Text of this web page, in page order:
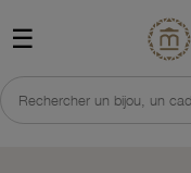
☰
Rechercher un bijou, un